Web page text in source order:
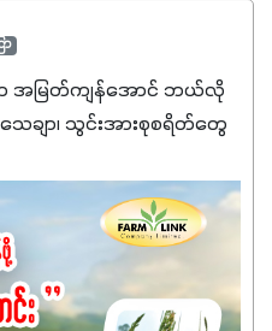
ာ
မှာ အမြတ်ကျန်အောင် ဘယ်လို
ေချာ၊ သွင်းအားစုစရိတ်တွေ
းအားစုဖိုးကို လျှော့ချပြီး
ြီးတို့ အဆင်ပြေမှာနော် ✔️ဒါ
က်အကျိုးရစေမယ့်
စုပစ္စည်းတွေကိုပဲ ရွေးချယ်